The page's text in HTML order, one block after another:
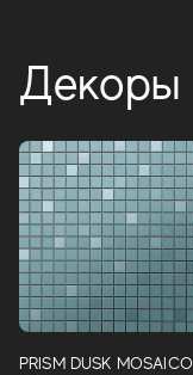
Декоры
PRISM DUSK MOSAICO